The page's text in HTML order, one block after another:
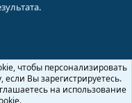
чтобы персонализировать
Вы зарегистрируетесь.
на использование